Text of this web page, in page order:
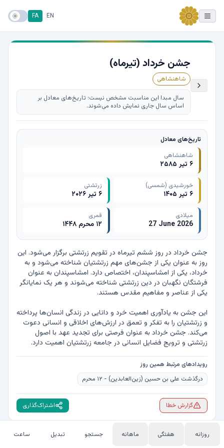
EN
FA
جشن خرداد (تیرماه)
شاهنشاهی
سال مبدا این مناسبت مشخص نیست؛ تاریخ‌های معادل بر
اساس سال جاری نمایش داده می‌شوند.
تاریخ‌های معادل
شاهنشاهی
۶ تیر ۲۵۸۵
خورشیدی (شمسی)
۶ تیر ۱۴۰۵
زرتشتی
۶ تیر ۲۰۲۶
میلادی
27 June 2026
قمری
۱۲ محرم ۱۴۴۸
زرتشتی و ترویج فضایل انسانی در جامعه زرتشتیان اهمیت دارد.
رویدادهای مرتبط همین روز
درگذشت علی بن حسین (زین‌العابدین) - ۱۲ محرم
گزارش خطا اشتراک‌گذاری
روزانه هفتگی ماهانه جستجو تبدیل ساعت